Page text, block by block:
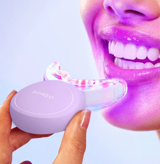
FAQ™ Pure Beauty-Tech Elixir
issa™ Teeth Whitening Set
Deutsch
Italiano
Svenska
Türkçe
简体中文
发货国家